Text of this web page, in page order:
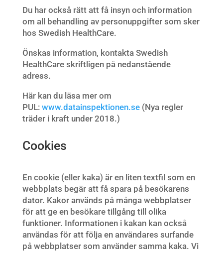
Du har också rätt att få insyn och information
om all behandling av personuppgifter som sker
hos Swedish HealthCare.
Önskas information, kontakta Swedish
HealthCare skriftligen på nedanstående
adress.
Här kan du läsa mer om
PUL: www.datainspektionen.se (Nya regler
träder i kraft under 2018.)
Cookies
En cookie (eller kaka) är en liten textfil som en
webbplats begär att få spara på besökarens
dator. Kakor används på många webbplatser
för att ge en besökare tillgång till olika
funktioner. Informationen i kakan kan också
användas för att följa en användares surfande
på webbplatser som använder samma kaka. Vi